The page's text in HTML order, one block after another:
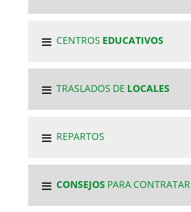
CENTROS EDUCATIVOS
TRASLADOS DE LOCALES
REPARTOS
CONSEJOS PARA CONTRATAR